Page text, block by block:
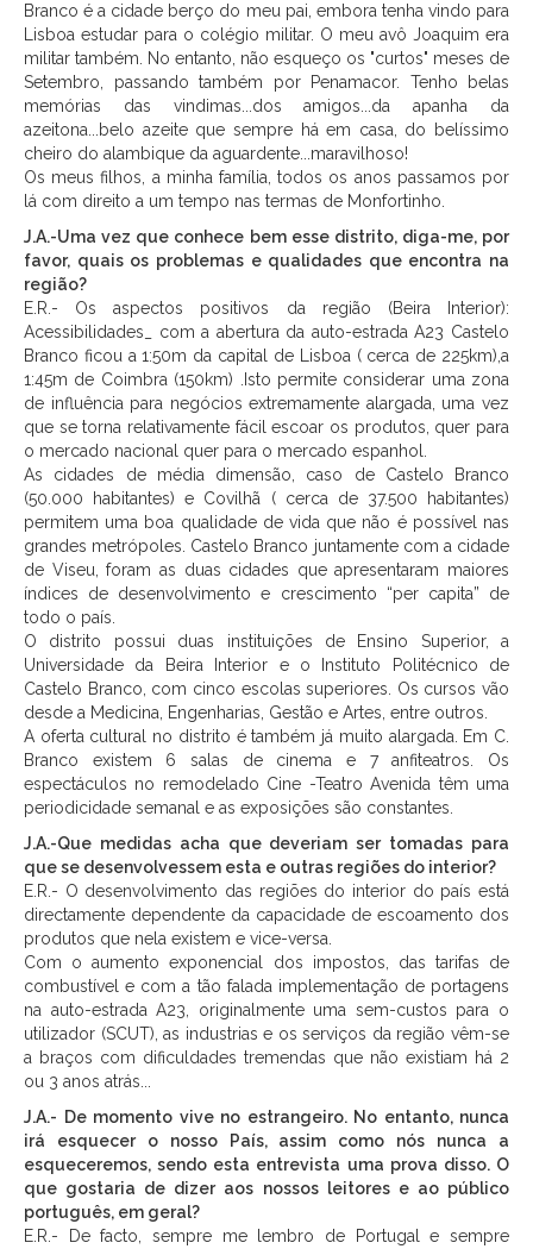
Branco é a cidade berço do meu pai, embora tenha vindo para
Lisboa estudar para o colégio militar. O meu avô Joaquim era
militar também. No entanto, não esqueço os "curtos" meses de
Setembro, passando também por Penamacor. Tenho belas
memórias das vindimas...dos amigos...da apanha da
azeitona...belo azeite que sempre há em casa, do belíssimo
cheiro do alambique da aguardente...maravilhoso!
Os meus filhos, a minha família, todos os anos passamos por
lá com direito a um tempo nas termas de Monfortinho.
J.A.-Uma vez que conhece bem esse distrito, diga-me, por
favor, quais os problemas e qualidades que encontra na
região?
E.R.- Os aspectos positivos da região (Beira Interior):
Acessibilidades_ com a abertura da auto-estrada A23 Castelo
Branco ficou a 1:50m da capital de Lisboa ( cerca de 225km),a
1:45m de Coimbra (150km) .Isto permite considerar uma zona
de influência para negócios extremamente alargada, uma vez
que se torna relativamente fácil escoar os produtos, quer para
o mercado nacional quer para o mercado espanhol.
As cidades de média dimensão, caso de Castelo Branco
(50.000 habitantes) e Covilhã ( cerca de 37.500 habitantes)
permitem uma boa qualidade de vida que não é possível nas
grandes metrópoles. Castelo Branco juntamente com a cidade
de Viseu, foram as duas cidades que apresentaram maiores
índices de desenvolvimento e crescimento “per capita” de
todo o país.
O distrito possui duas instituições de Ensino Superior, a
Universidade da Beira Interior e o Instituto Politécnico de
Castelo Branco, com cinco escolas superiores. Os cursos vão
desde a Medicina, Engenharias, Gestão e Artes, entre outros.
A oferta cultural no distrito é também já muito alargada. Em C.
Branco existem 6 salas de cinema e 7 anfiteatros. Os
espectáculos no remodelado Cine -Teatro Avenida têm uma
periodicidade semanal e as exposições são constantes.
J.A.-Que medidas acha que deveriam ser tomadas para
que se desenvolvessem esta e outras regiões do interior?
E.R.- O desenvolvimento das regiões do interior do país está
directamente dependente da capacidade de escoamento dos
produtos que nela existem e vice-versa.
Com o aumento exponencial dos impostos, das tarifas de
combustível e com a tão falada implementação de portagens
na auto-estrada A23, originalmente uma sem-custos para o
utilizador (SCUT), as industrias e os serviços da região vêm-se
a braços com dificuldades tremendas que não existiam há 2
ou 3 anos atrás...
J.A.- De momento vive no estrangeiro. No entanto, nunca
irá esquecer o nosso País, assim como nós nunca a
esqueceremos, sendo esta entrevista uma prova disso. O
que gostaria de dizer aos nossos leitores e ao público
português, em geral?
E.R.- De facto, sempre me lembro de Portugal e sempre